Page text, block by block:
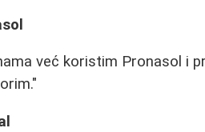
već koristim Pronasol i